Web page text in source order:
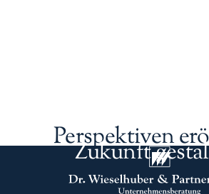
Perspektiven
Zukunft